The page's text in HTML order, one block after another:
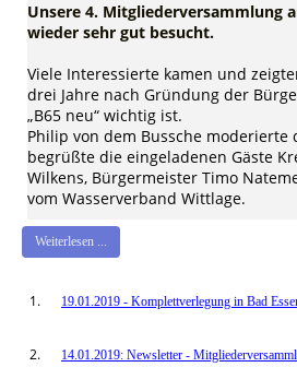
Unsere 4. Mitgliederversammlung
wieder sehr gut besucht.
Viele Interessierte kamen und
drei Jahre nach Gründung der
„B65 neu“ wichtig ist.
Philip von dem Bussche moderierte
begrüßte die eingeladenen Gäste
Wilkens, Bürgermeister Timo
vom Wasserverband Wittlage.
Weiterlesen ...
19.01.2019 - Komplettverlegung in Bad
14.01.2019: Newsletter -